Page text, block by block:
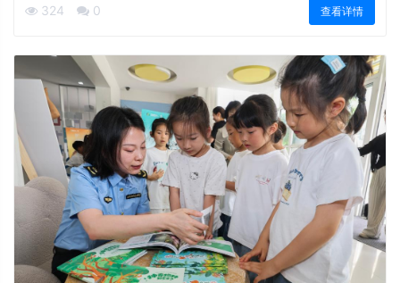
324
0 查看详情